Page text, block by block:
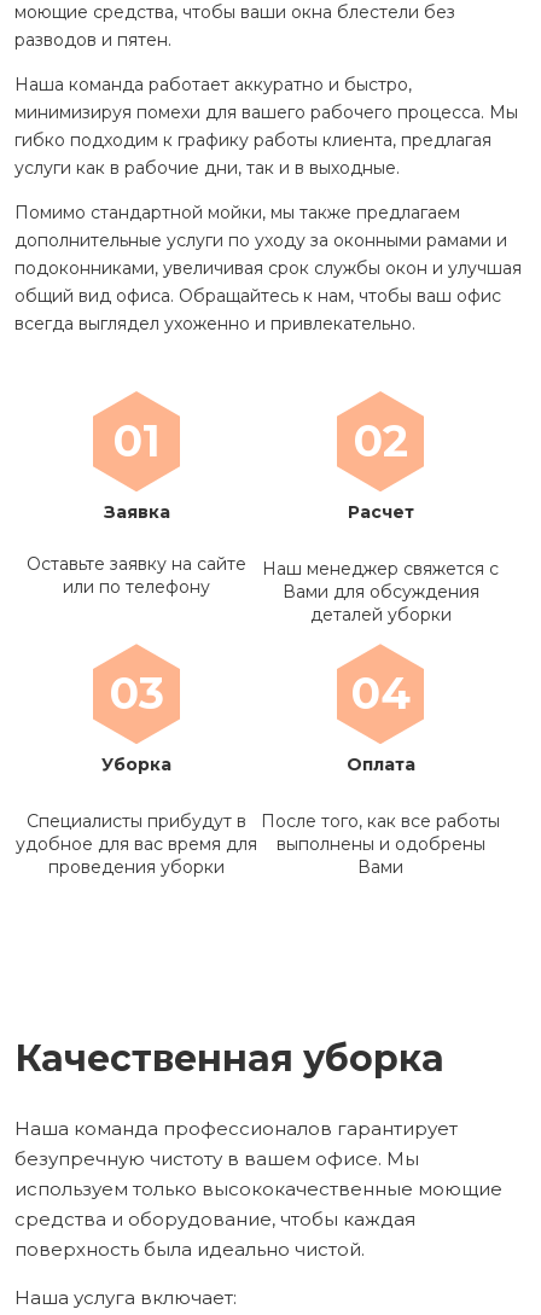
моющие средства, чтобы ваши окна блестели без
разводов и пятен.
Наша команда работает аккуратно и быстро,
минимизируя помехи для вашего рабочего процесса. Мы
гибко подходим к графику работы клиента, предлагая
услуги как в рабочие дни, так и в выходные.
Помимо стандартной мойки, мы также предлагаем
дополнительные услуги по уходу за оконными рамами и
подоконниками, увеличивая срок службы окон и улучшая
общий вид офиса. Обращайтесь к нам, чтобы ваш офис
всегда выглядел ухоженно и привлекательно.
01
Заявка
Оставьте заявку на сайте
или по телефону
02
Расчет
Наш менеджер свяжется с
Вами для обсуждения
деталей уборки
03
Уборка
Специалисты прибудут в
удобное для вас время для
проведения уборки
04
Оплата
После того, как все работы
выполнены и одобрены
Вами
Качественная уборка
Наша команда профессионалов гарантирует
безупречную чистоту в вашем офисе. Мы
используем только высококачественные моющие
средства и оборудование, чтобы каждая
поверхность была идеально чистой.
Наша услуга включает: